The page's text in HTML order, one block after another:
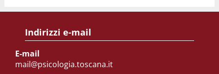
Indirizzi e-mail
E-mail
mail@psicologia.toscana.it